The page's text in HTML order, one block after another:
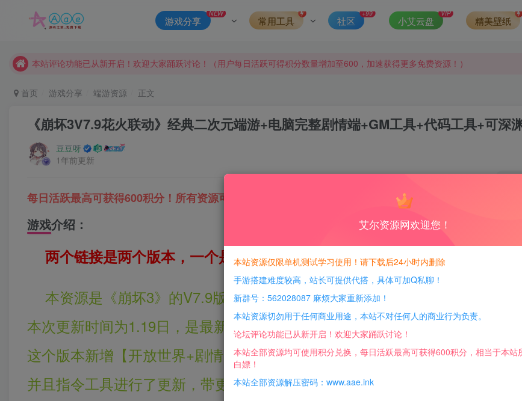
游戏分享
NEW
常用工具 社区
+99
小艾云盘
VIP
精美壁纸
本网站的文章部分内容可能来源于网络，仅供大家学习与参考，如有侵权，请联系站长QQ466107887进行删除处理。
本站资源大多存储在云盘，如发现链接失效，请联系我们我们会第一时间更新。
请勿相信任何评论区广告！以免上当受骗！
本网站的文章部分内容可能来源于网络，仅供大家学习与参考，如有侵权，请联系站长QQ466107887进行删除处理。
首页 游戏分享 端游资源 正文
《崩坏3V7.9花火联动》经典二次元端游+电脑完整剧情端+GM工具+代码工具+可深
豆豆呀
1年前更新
每日活跃最高可获得600积分！所有资源可以使用积分免费兑换！
游戏介绍：
两个链接是两个版本，一个是带剧情的一个不带！
本资源是《崩坏3》的V7.9版本最新单机破解版
本次更新时间为1.19日，是最新版本，和之前的有差异
这个版本新增【开放世界+剧情】内容。新增可打【深渊】【战场】
并且指令工具进行了更新，带更多，更全面的指令
艾尔资源网欢迎您！
本站资源仅限单机测试学习使用！请下载后24小时内删除
手游搭建难度较高，站长可提供代搭，具体可加Q私聊！
新群号：562028087 麻烦大家重新添加！
本站资源切勿用于任何商业用途，本站不对任何人的商业行为负责。
论坛评论功能已从新开启！欢迎大家踊跃讨论！
本站全部资源均可使用积分兑换，每日活跃最高可获得600积分，相当于本站
白嫖！
本站全部资源解压密码：www.aae.ink